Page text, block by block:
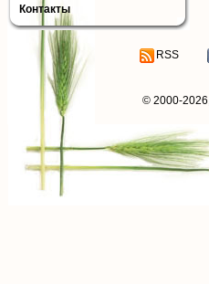
Контакты
RSS
© 2000-